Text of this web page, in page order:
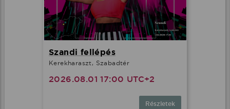
Szandi fellépés
Kerekharaszt, Szabadtér
2026.08.01 17:00 UTC+2
Részletek